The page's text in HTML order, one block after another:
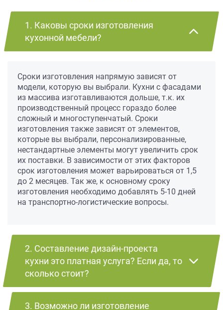
1. Каковы сроки изготовления
кухонной мебели?
Сроки изготовления напрямую зависят от
модели, которую вы выбрали. Кухни с фасадами
из массива изготавливаются дольше, т.к. их
производственный процесс гораздо более
сложный и многоступенчатый. Сроки
изготовления также зависят от элементов,
которые вы выбрали, персонализированные,
нестандартные элементы могут увеличить срок
их поставки. В зависимости от этих факторов
срок изготовления может варьироваться от 1,5
до 2 месяцев. Так же, к основному сроку
изготовления необходимо добавлять 5-10 дней
на транспортно-логистические вопросы.
2. Составление дизайн-проекта
кухни это платная услуга? Если да, то
сколько стоит?
3. Возможно ли изготовление